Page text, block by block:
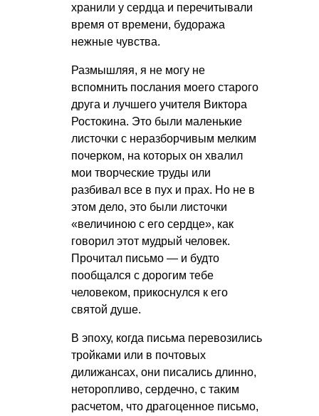
хранили у сердца и перечитывали
время от времени, будоража
нежные чувства.
Размышляя, я не могу не
вспомнить послания моего старого
друга и лучшего учителя Виктора
Ростокина. Это были маленькие
листочки с неразборчивым мелким
почерком, на которых он хвалил
мои творческие труды или
разбивал все в пух и прах. Но не в
этом дело, это были листочки
«величиною с его сердце», как
говорил этот мудрый человек.
Прочитал письмо — и будто
пообщался с дорогим тебе
человеком, прикоснулся к его
святой душе.
В эпоху, когда письма перевозились
тройками или в почтовых
дилижансах, они писались длинно,
неторопливо, сердечно, с таким
расчетом, что драгоценное письмо,